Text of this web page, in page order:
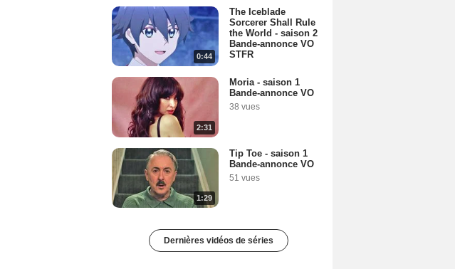
0:44
The Iceblade
Sorcerer Shall Rule
the World - saison 2
Bande-annonce VO
STFR
2:31
Moria - saison 1
Bande-annonce VO
38 vues
1:29
Tip Toe - saison 1
Bande-annonce VO
51 vues
Dernières vidéos de séries